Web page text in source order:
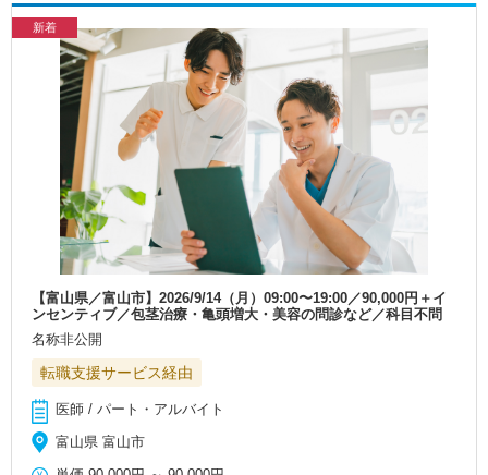
新着
【富山県／富山市】2026/9/14（月）09:00〜19:00／90,000円＋イ
ンセンティブ／包茎治療・亀頭増大・美容の問診など／科目不問
名称非公開
転職支援サービス経由
医師 / パート・アルバイト
富山県 富山市